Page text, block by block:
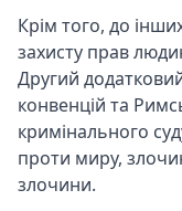
Крім того, до
захисту прав
Другий
конвенцій та
кримінального
проти миру,
злочини.